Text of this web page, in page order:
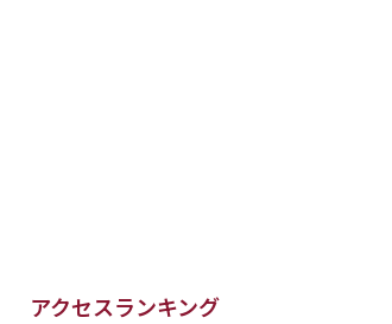
アクセスランキング